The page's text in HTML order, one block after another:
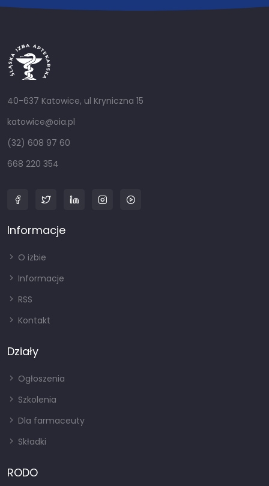
40-637 Katowice, ul Kryniczna 15
katowice@oia.pl
(32) 608 97 60
668 220 354
Informacje
O izbie
Informacje
RSS
Kontakt
Działy
Ogłoszenia
Szkolenia
Dla farmaceuty
Składki
RODO